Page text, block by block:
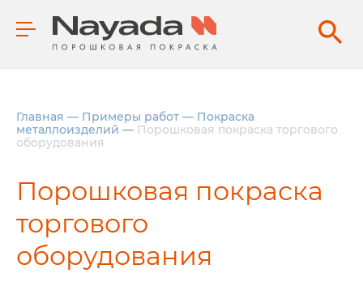
Главная — Примеры работ — Покраска
металлоизделий — Порошковая покраска торгового
оборудования
Порошковая покраска
торгового
оборудования